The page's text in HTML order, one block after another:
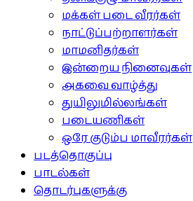
மக்கள் படை வீரர்கள்
நாட்டுப்பற்றாளர்கள்
மாமனிதர்கள்
இன்றைய நினைவுகள்
அகவை வாழ்த்து
துயிலுமில்லங்கள்
படையணிகள்
ஒரே குடும்ப மாவீரர்கள்
படத்தொகுப்பு
பாடல்கள்
தொடர்புகளுக்கு